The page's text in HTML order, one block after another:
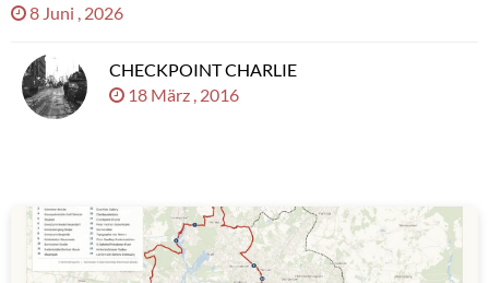
8 Juni , 2026
CHECKPOINT CHARLIE
18 März , 2016